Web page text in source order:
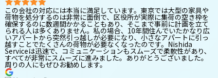
この会社の対応には本当に満足しています。東京では大型の家具や
荷物を処分するのは非常に面倒で、区役所が実際に集荷の空き枠を
確保するのに数週間かかることもあり、そこまで事前に計画を立て
られる人は多くありません。私の場合、10年間住んでいたかなり広
いアパートから突然引っ越しが必要になり、小さなアパートに引っ
越すことでたくさんの荷物が必要なくなったのです。Nishida
Serviceは迅速で、コミュニケーションもスムーズで柔軟性があり、
すべてが非常にスムーズに進みました。ありがとうございました。
周りの人にもぜひお勧めします。